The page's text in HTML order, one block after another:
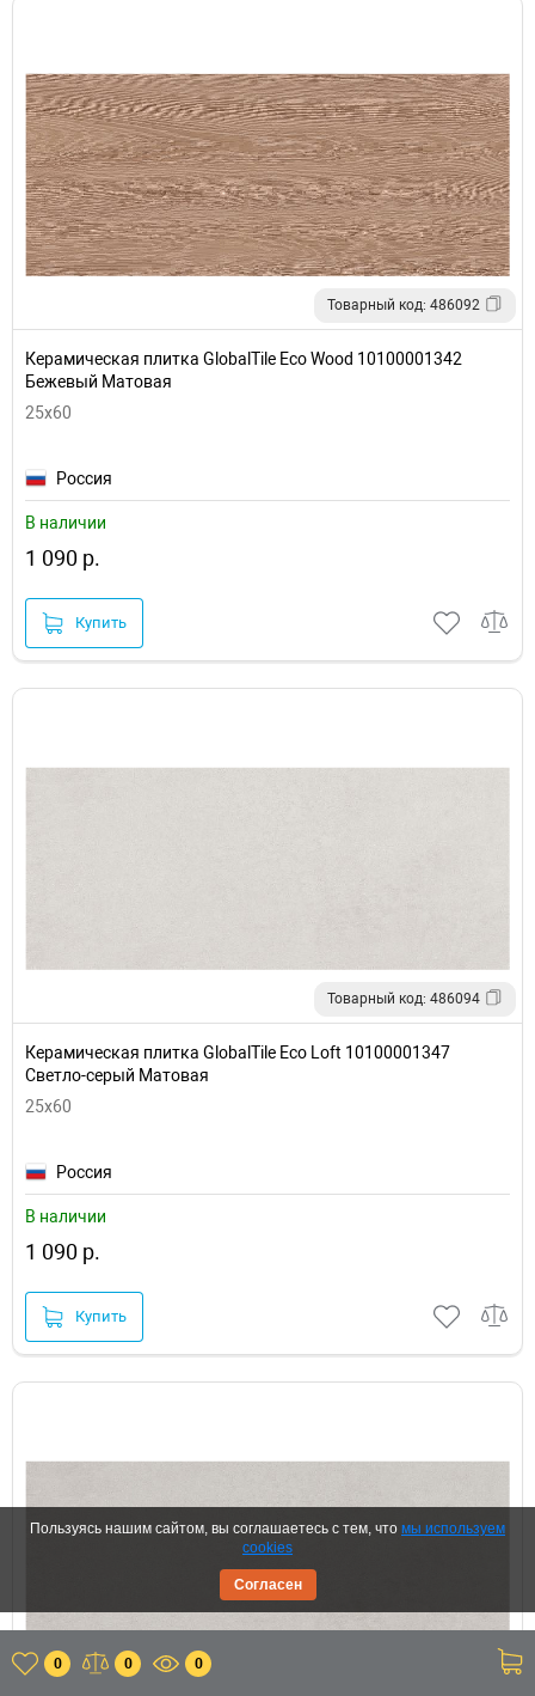
Товарный код: 486092
Керамическая плитка GlobalTile Eco Wood 10100001342
Бежевый Матовая
25x60
Россия
В наличии
1 090 р.
Купить
Товарный код: 486094
Керамическая плитка GlobalTile Eco Loft 10100001347
Светло-серый Матовая
25x60
Россия
В наличии
1 090 р.
Купить
0 0 0
Пользуясь нашим сайтом, вы соглашаетесь с тем, что мы используем
cookies
Согласен